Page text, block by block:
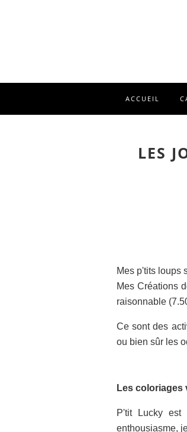
ACCUEIL
LES
Mes p'tits loups
Mes Créations
raisonnable
Ce sont des
ou bien sûr les
Les coloriages
P'tit Lucky
enthousiasme,